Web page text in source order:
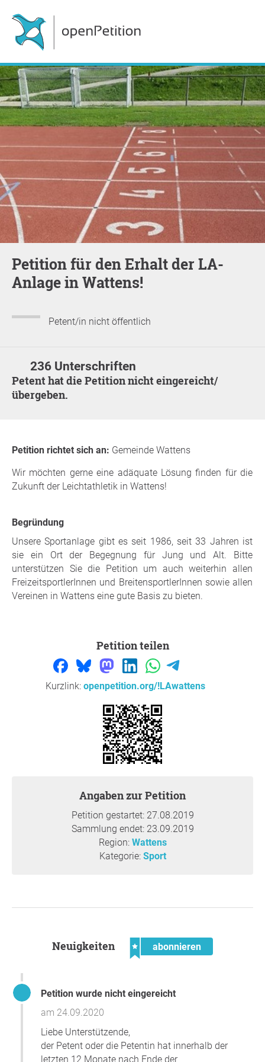
Petition für den Erhalt der LA-
Anlage in Wattens!
Petent/in nicht öffentlich
236 Unterschriften
Petent hat die Petition nicht eingereicht/
übergeben.
Petition richtet sich an: Gemeinde Wattens
Wir möchten gerne eine adäquate Lösung finden für die
Zukunft der Leichtathletik in Wattens!
Begründung
Unsere Sportanlage gibt es seit 1986, seit 33 Jahren ist
sie ein Ort der Begegnung für Jung und Alt. Bitte
unterstützen Sie die Petition um auch weiterhin allen
FreizeitsportlerInnen und BreitensportlerInnen sowie allen
Vereinen in Wattens eine gute Basis zu bieten.
Petition teilen
Kurzlink: openpetition.org/!LAwattens
Angaben zur Petition
Petition gestartet: 27.08.2019
Sammlung endet: 23.09.2019
Region: Wattens
Kategorie: Sport
Neuigkeiten abonnieren
Petition wurde nicht eingereicht
am 24.09.2020
Liebe Unterstützende,
der Petent oder die Petentin hat innerhalb der
letzten 12 Monate nach Ende der